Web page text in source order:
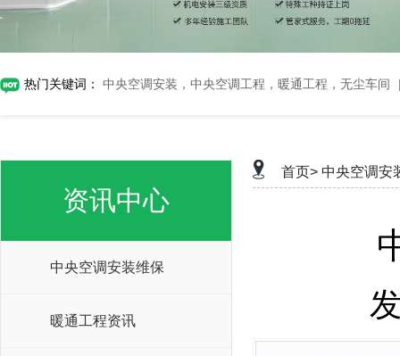
热门关键词： 中央空调安装，中央空调工程，暖通工程，无尘车间
资讯中心
中央空调安装维保
暖通工程资讯
首页> 中央空调安